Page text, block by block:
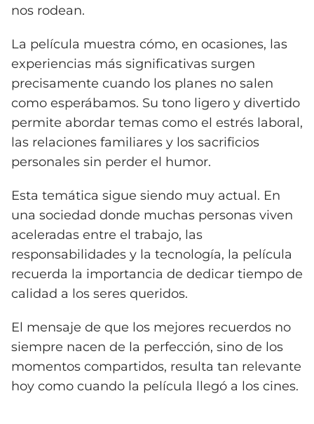
nos rodean.
La película muestra cómo, en ocasiones, las
experiencias más significativas surgen
precisamente cuando los planes no salen
como esperábamos. Su tono ligero y divertido
permite abordar temas como el estrés laboral,
las relaciones familiares y los sacrificios
personales sin perder el humor.
Esta temática sigue siendo muy actual. En
una sociedad donde muchas personas viven
aceleradas entre el trabajo, las
responsabilidades y la tecnología, la película
recuerda la importancia de dedicar tiempo de
calidad a los seres queridos.
El mensaje de que los mejores recuerdos no
siempre nacen de la perfección, sino de los
momentos compartidos, resulta tan relevante
hoy como cuando la película llegó a los cines.